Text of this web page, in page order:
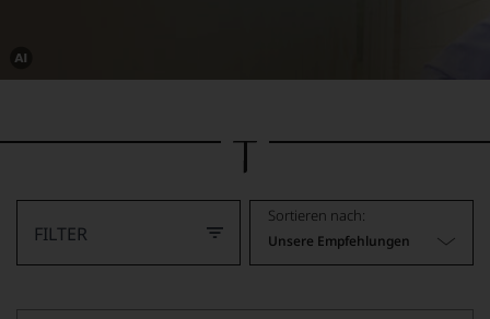
Dieses
von
FILTER
Sortieren nach:
Unsere Empfehlungen